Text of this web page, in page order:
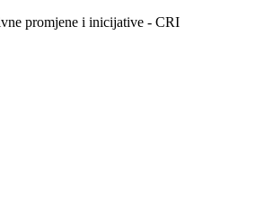
promjene i inicijative - CRI